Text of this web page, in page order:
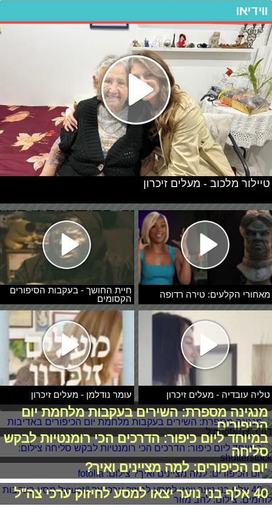
ווידיאו
מאחורי הקלעים: טירה רדופה
חיית החושך - בעקבות הסיפורים
הקסומים
טליה עובדיה - מעלים זיכרון עומר נודלמן - מעלים זיכרון
טיילור מלכוב - מעלים זיכרון
מנגינה מספרת: השירים בעקבות מלחמת יום
הכיפורים
במיוחד ליום כיפור: הדרכים הכי רומנטיות לבקש
סליחה
יום הכיפורים: למה מציינים ואיך?
40 אלף בני נוער יצאו למסע לחיזוק ערכי צה"ל